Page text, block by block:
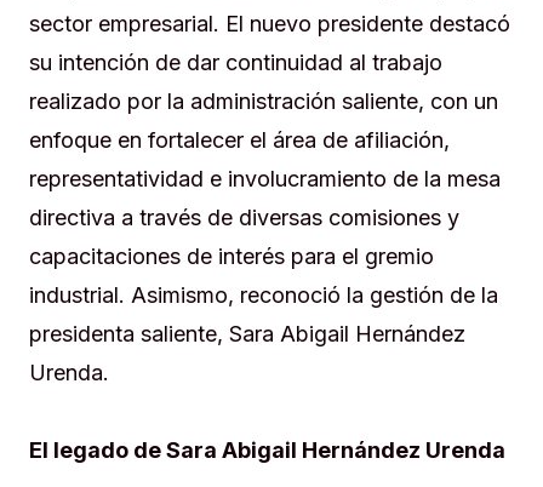
sector empresarial. El nuevo presidente destacó
su intención de dar continuidad al trabajo
realizado por la administración saliente, con un
enfoque en fortalecer el área de afiliación,
representatividad e involucramiento de la mesa
directiva a través de diversas comisiones y
capacitaciones de interés para el gremio
industrial. Asimismo, reconoció la gestión de la
presidenta saliente, Sara Abigail Hernández
Urenda.
El legado de Sara Abigail Hernández Urenda